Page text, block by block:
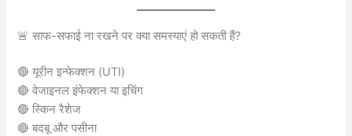
🚨 साफ-सफाई ना रखने पर क्या समस्याएं हो सकती हैं?
🔴 यूरीन इन्फेक्शन (UTI)
🔴 वेजाइनल इंफेक्शन या इचिंग
🔴 स्किन रैशेज
🔴 बदबू और पसीना